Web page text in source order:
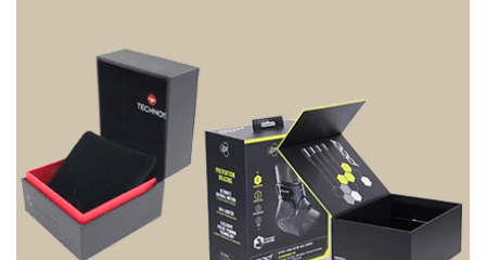
uygulamalarına olanak sağlar.